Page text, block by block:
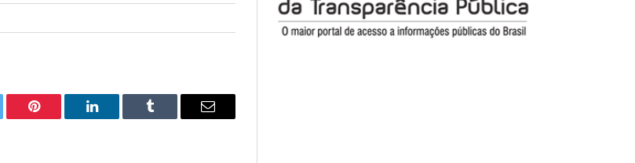
Pinterest LinkedIn Tumblr
E-